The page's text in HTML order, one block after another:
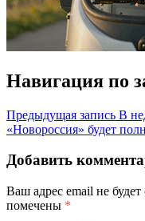
Навигация по
Предыдущая запись В
«Новороссия» будет
Добавить
Ваш адрес email не
помечены *